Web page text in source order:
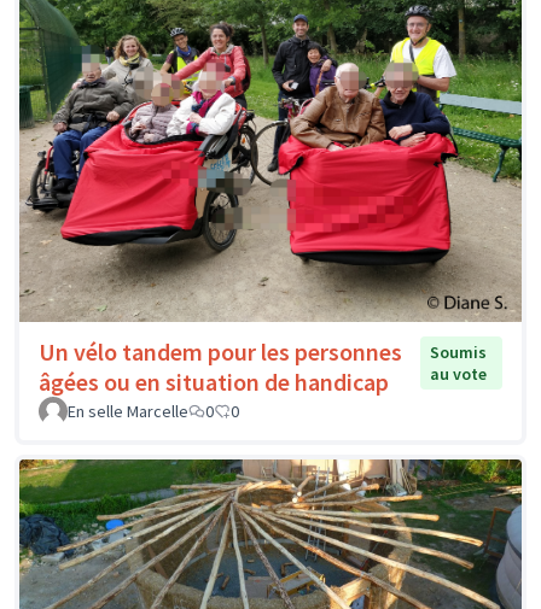
Un vélo tandem pour les personnes
âgées ou en situation de handicap
Soumis
au vote
En selle Marcelle
0 0